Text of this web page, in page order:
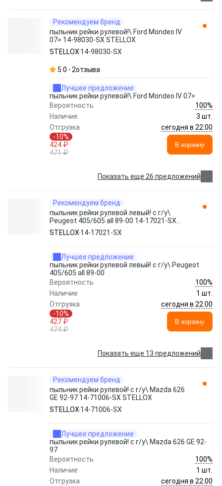
Рекомендуем бренд
пыльник рейки рулевой!\ Ford Mondeo IV
07> 14-98030-SX STELLOX
STELLOX 14-98030-SX
5.0 2отзыва
Лучшее предложение
пыльник рейки рулевой!\ Ford Mondeo IV 07>
Вероятность
100%
Наличие
3 шт.
Отгрузка
сегодня в 22:00
-10%
424 ₽
471 ₽
В корзину
Показать еще 26 предложений
Рекомендуем бренд
пыльник рейки рулевой левый! с г/у\
Peugeot 405/605 all 89-00 14-17021-SX
STELLOX
STELLOX 14-17021-SX
Лучшее предложение
пыльник рейки рулевой левый! с г/у\ Peugeot
405/605 all 89-00
Вероятность
100%
Наличие
1 шт.
Отгрузка
сегодня в 22:00
-10%
427 ₽
474 ₽
В корзину
Показать еще 13 предложений
Рекомендуем бренд
пыльник рейки рулевой! с г/у\ Mazda 626
GE 92-97 14-71006-SX STELLOX
STELLOX 14-71006-SX
Лучшее предложение
пыльник рейки рулевой! с г/у\ Mazda 626 GE 92-
97
Вероятность
100%
Наличие
1 шт.
Отгрузка
сегодня в 22:00